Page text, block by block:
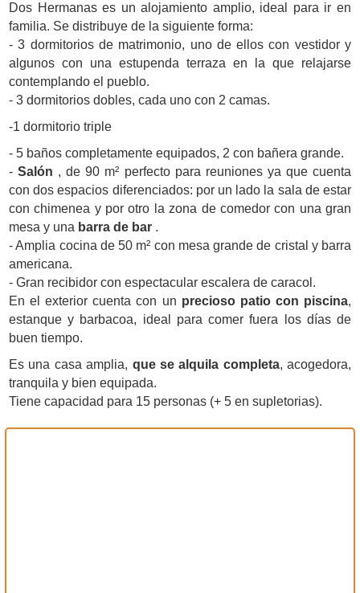
Dos Hermanas es un alojamiento amplio, ideal para ir en
familia. Se distribuye de la siguiente forma:
- 3 dormitorios de matrimonio, uno de ellos con vestidor y
algunos con una estupenda terraza en la que relajarse
contemplando el pueblo.
- 3 dormitorios dobles, cada uno con 2 camas.
-1 dormitorio triple
- 5 baños completamente equipados, 2 con bañera grande.
-Salón , de 90 m² perfecto para reuniones ya que cuenta
con dos espacios diferenciados: por un lado la sala de estar
con chimenea y por otro la zona de comedor con una gran
mesa y una barra de bar .
- Amplia cocina de 50 m² con mesa grande de cristal y barra
americana.
- Gran recibidor con espectacular escalera de caracol.
En el exterior cuenta con un precioso patio con piscina,
estanque y barbacoa, ideal para comer fuera los días de
buen tiempo.
Es una casa amplia, que se alquila completa, acogedora,
tranquila y bien equipada.
Tiene capacidad para 15 personas (+ 5 en supletorias).